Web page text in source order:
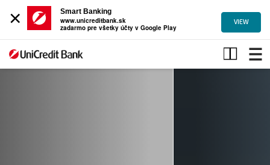
×
Smart Banking
www.unicreditbank.sk
zadarmo pre všetky účty v Google Play
VIEW
Slobodné
povolania